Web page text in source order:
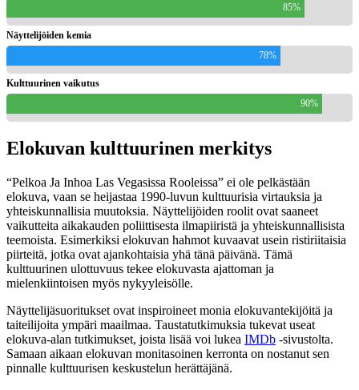
85%
Näyttelijöiden kemia
78%
Kulttuurinen vaikutus
90%
Elokuvan kulttuurinen merkitys
“Pelkoa Ja Inhoa Las Vegasissa Rooleissa” ei ole pelkästään
elokuva, vaan se heijastaa 1990-luvun kulttuurisia virtauksia ja
yhteiskunnallisia muutoksia. Näyttelijöiden roolit ovat saaneet
vaikutteita aikakauden poliittisesta ilmapiiristä ja yhteiskunnallisista
teemoista. Esimerkiksi elokuvan hahmot kuvaavat usein ristiriitaisia
piirteitä, jotka ovat ajankohtaisia yhä tänä päivänä. Tämä
kulttuurinen ulottuvuus tekee elokuvasta ajattoman ja
mielenkiintoisen myös nykyyleisölle.
Näyttelijäsuoritukset ovat inspiroineet monia elokuvantekijöitä ja
taiteilijoita ympäri maailmaa. Taustatutkimuksia tukevat useat
elokuva-alan tutkimukset, joista lisää voi lukea IMDb -sivustolta.
Samaan aikaan elokuvan monitasoinen kerronta on nostanut sen
pinnalle kulttuurisen keskustelun herättäjänä.